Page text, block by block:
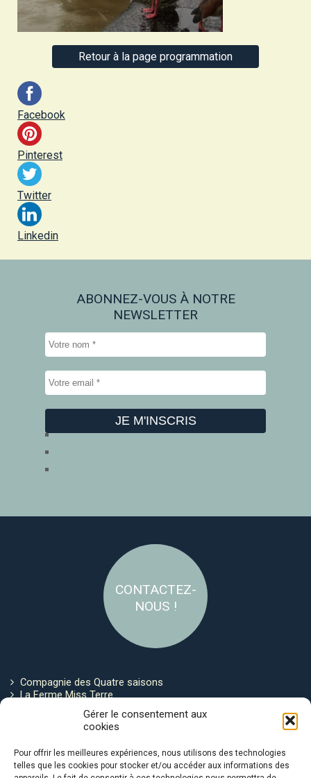
Gérer le consentement aux
cookies
Pour offrir les meilleures expériences, nous utilisons des technologies
telles que les cookies pour stocker et/ou accéder aux informations des
Retour à la page programmation
Facebook
Pinterest
Twitter
Linkedin
ABONNEZ-VOUS À NOTRE
NEWSLETTER
CONTACTEZ-
NOUS !
Compagnie des Quatre saisons
La Ferme Miss Terre
Politique de cookies